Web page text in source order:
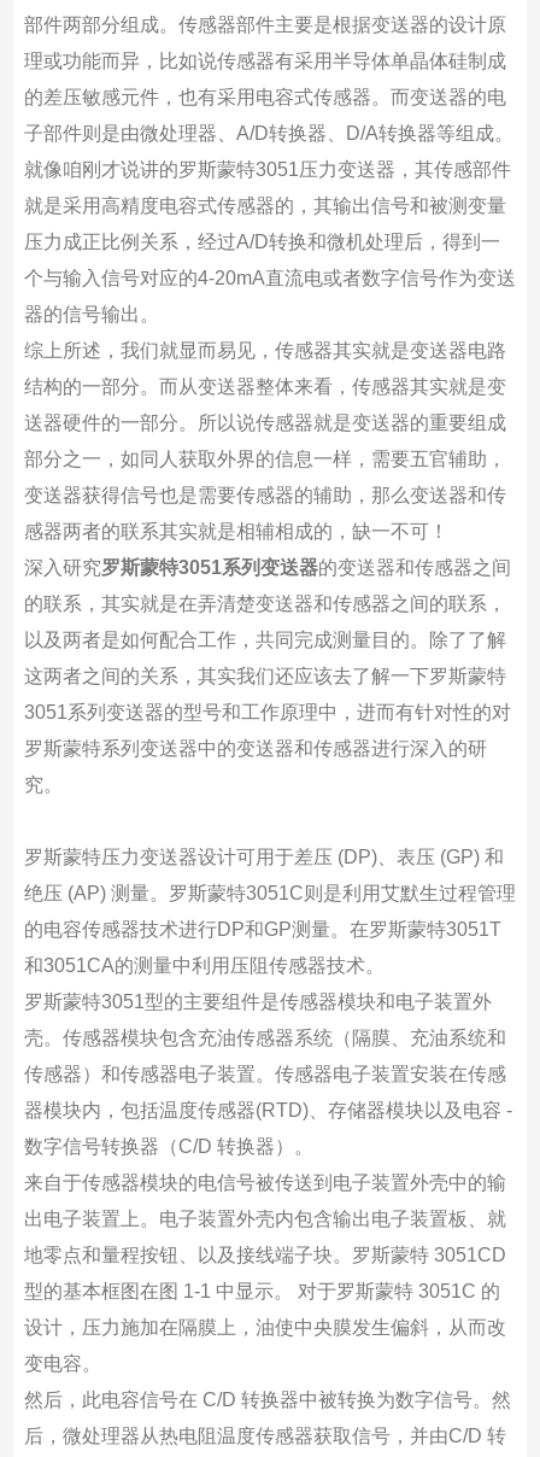
部件两部分组成。传感器部件主要是根据变送器的设计原
理或功能而异，比如说传感器有采用半导体单晶体硅制成
的差压敏感元件，也有采用电容式传感器。而变送器的电
子部件则是由微处理器、A/D转换器、D/A转换器等组成。
就像咱刚才说讲的罗斯蒙特3051压力变送器，其传感部件
就是采用高精度电容式传感器的，其输出信号和被测变量
压力成正比例关系，经过A/D转换和微机处理后，得到一
个与输入信号对应的4-20mA直流电或者数字信号作为变送
器的信号输出。
综上所述，我们就显而易见，传感器其实就是变送器电路
结构的一部分。而从变送器整体来看，传感器其实就是变
送器硬件的一部分。所以说传感器就是变送器的重要组成
部分之一，如同人获取外界的信息一样，需要五官辅助，
变送器获得信号也是需要传感器的辅助，那么变送器和传
感器两者的联系其实就是相辅相成的，缺一不可！
深入研究罗斯蒙特3051系列变送器的变送器和传感器之间
的联系，其实就是在弄清楚变送器和传感器之间的联系，
以及两者是如何配合工作，共同完成测量目的。除了了解
这两者之间的关系，其实我们还应该去了解一下罗斯蒙特
3051系列变送器的型号和工作原理中，进而有针对性的对
罗斯蒙特系列变送器中的变送器和传感器进行深入的研
究。
罗斯蒙特压力变送器设计可用于差压 (DP)、表压 (GP) 和
绝压 (AP) 测量。罗斯蒙特3051C则是利用艾默生过程管理
的电容传感器技术进行DP和GP测量。在罗斯蒙特3051T
和3051CA的测量中利用压阻传感器技术。
罗斯蒙特3051型的主要组件是传感器模块和电子装置外
壳。传感器模块包含充油传感器系统（隔膜、充油系统和
传感器）和传感器电子装置。传感器电子装置安装在传感
器模块内，包括温度传感器(RTD)、存储器模块以及电容 -
数字信号转换器（C/D 转换器）。
来自于传感器模块的电信号被传送到电子装置外壳中的输
出电子装置上。电子装置外壳内包含输出电子装置板、就
地零点和量程按钮、以及接线端子块。罗斯蒙特 3051CD
型的基本框图在图 1-1 中显示。 对于罗斯蒙特 3051C 的
设计，压力施加在隔膜上，油使中央膜发生偏斜，从而改
变电容。
然后，此电容信号在 C/D 转换器中被转换为数字信号。然
后，微处理器从热电阻温度传感器获取信号，并由C/D 转